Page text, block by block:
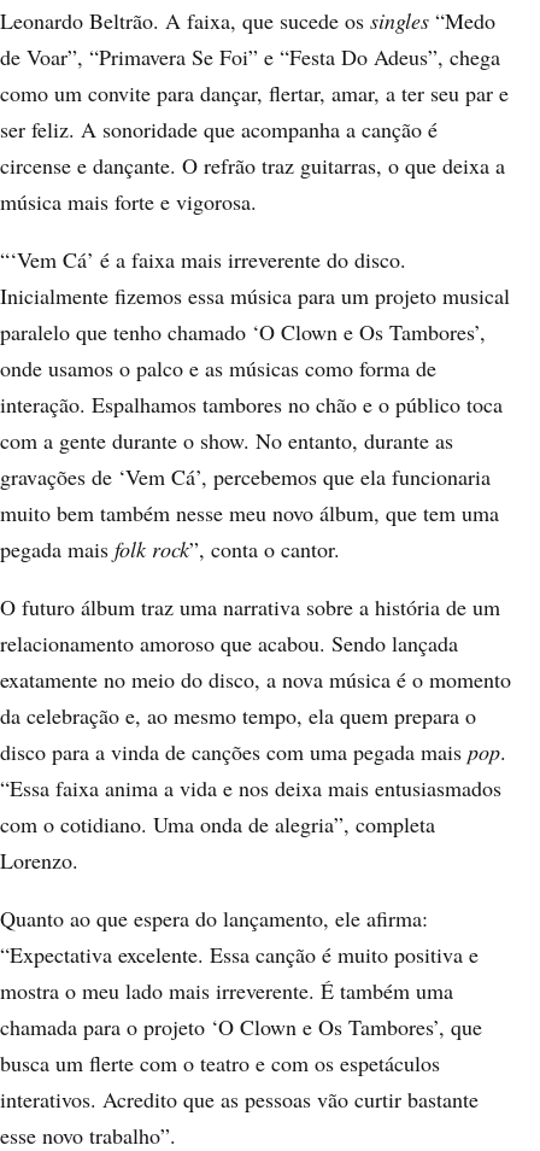
Leonardo Beltrão. A faixa, que sucede os singles “Medo
de Voar”, “Primavera Se Foi” e “Festa Do Adeus”, chega
como um convite para dançar, flertar, amar, a ter seu par e
ser feliz. A sonoridade que acompanha a canção é
circense e dançante. O refrão traz guitarras, o que deixa a
música mais forte e vigorosa.
“‘Vem Cá’ é a faixa mais irreverente do disco.
Inicialmente fizemos essa música para um projeto musical
paralelo que tenho chamado ‘O Clown e Os Tambores’,
onde usamos o palco e as músicas como forma de
interação. Espalhamos tambores no chão e o público toca
com a gente durante o show. No entanto, durante as
gravações de ‘Vem Cá’, percebemos que ela funcionaria
muito bem também nesse meu novo álbum, que tem uma
pegada mais folk rock”, conta o cantor.
O futuro álbum traz uma narrativa sobre a história de um
relacionamento amoroso que acabou. Sendo lançada
exatamente no meio do disco, a nova música é o momento
da celebração e, ao mesmo tempo, ela quem prepara o
disco para a vinda de canções com uma pegada mais pop.
“Essa faixa anima a vida e nos deixa mais entusiasmados
com o cotidiano. Uma onda de alegria”, completa
Lorenzo.
Quanto ao que espera do lançamento, ele afirma:
“Expectativa excelente. Essa canção é muito positiva e
mostra o meu lado mais irreverente. É também uma
chamada para o projeto ‘O Clown e Os Tambores’, que
busca um flerte com o teatro e com os espetáculos
interativos. Acredito que as pessoas vão curtir bastante
esse novo trabalho”.